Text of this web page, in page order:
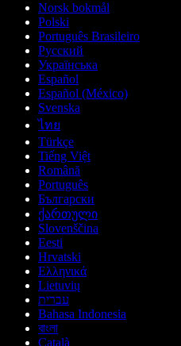
Norsk bokmål
Polski
Português Brasileiro
Русский
Українська
Español
Español (México)
Svenska
ไทย
Türkçe
Tiếng Việt
Română
Português
Български
ქართული
Slovenščina
Eesti
Hrvatski
Ελληνικά
Lietuvių
עברית
Bahasa Indonesia
বাংলা
Català